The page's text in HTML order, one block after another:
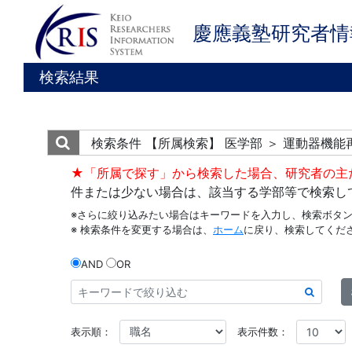
慶應義塾研究者
検索結果
検索条件
【所属検索】 医学部 ＞ 運動器機
★「所属で探す」から検索した場合、研究者の
件または少ない場合は、該当する学部等で検索し
※さらに絞り込みたい場合はキーワードを入力し、検索ボタ
※ 検索条件を変更する場合は、 ホームに戻り、検索してくだ
AND OR
表示順： 表示件数：